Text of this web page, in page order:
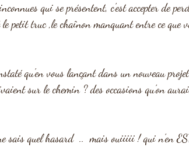
qui se présentent, c'est accepter de
petit truc ,le chaînon manquant entre ce que
qu'en vous lançant dans un nouveau
sur le chemin ? des occasions qu'on
sais quel hasard  ..  mais ouiiiii ! qui n'en